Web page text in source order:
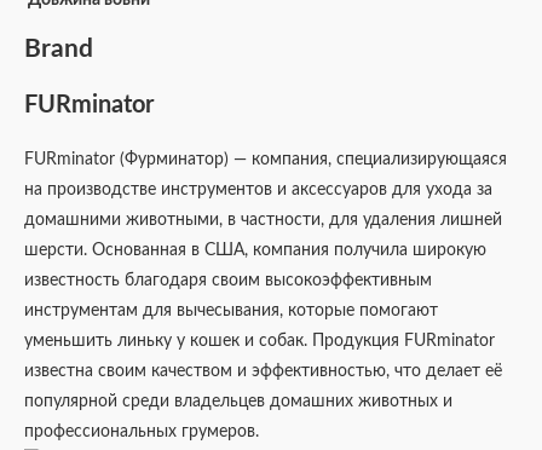
Brand
FURminator
FURminator (Фурминатор) — компания, специализирующаяся
на производстве инструментов и аксессуаров для ухода за
домашними животными, в частности, для удаления лишней
шерсти. Основанная в США, компания получила широкую
известность благодаря своим высокоэффективным
инструментам для вычесывания, которые помогают
уменьшить линьку у кошек и собак. Продукция FURminator
известна своим качеством и эффективностью, что делает её
популярной среди владельцев домашних животных и
профессиональных грумеров.